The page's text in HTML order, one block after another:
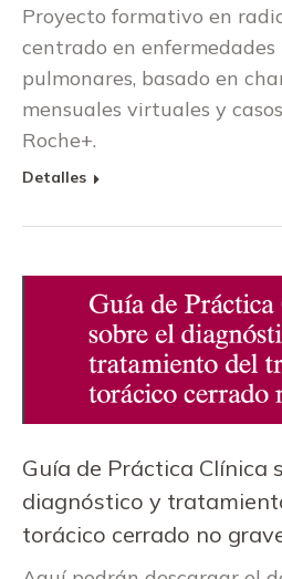
Proyecto formativo en
centrado en
pulmonares, basado en
mensuales virtuales y
Roche+.
Detalles
Guía de Práctica Clínica
diagnóstico y
torácico cerrado no